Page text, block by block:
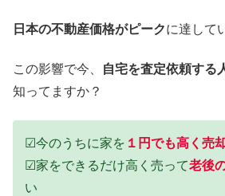
日本の不動産価格がピークに達して
この影響で今、 自宅を査定依頼する
知ってますか？
☑今のうちに家を １円でも高く売
☑家をできるだけ高く売って老後
い